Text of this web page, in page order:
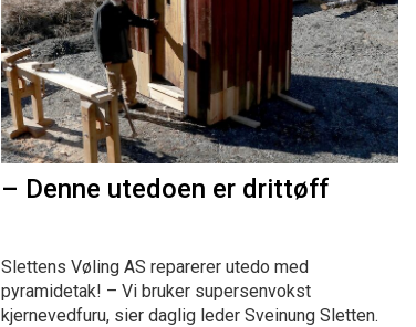
– Denne utedoen er drittøff
Slettens Vøling AS reparerer utedo med
pyramidetak! – Vi bruker supersenvokst
kjernevedfuru, sier daglig leder Sveinung Sletten.